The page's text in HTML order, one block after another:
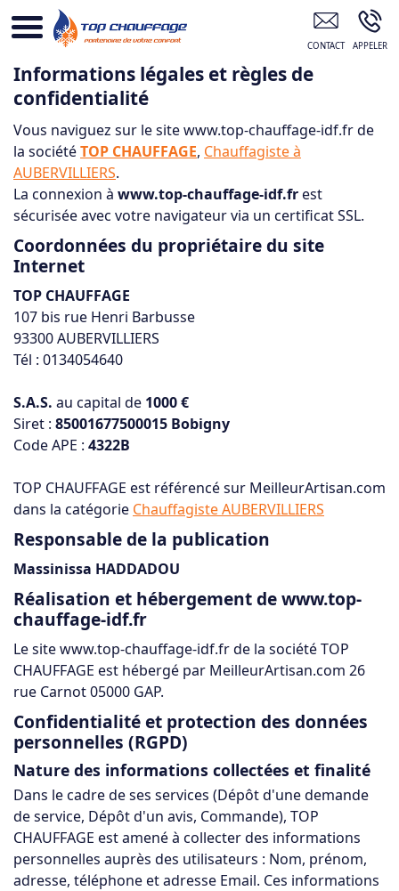
TOP CHAUFFAGE AUBERVILLIERS
Informations légales et règles de
confidentialité
Vous naviguez sur le site www.top-chauffage-idf.fr de
la sociétéTOP CHAUFFAGE, Chauffagiste à
AUBERVILLIERS.
La connexion à www.top-chauffage-idf.frest
sécurisée avec votre navigateur via un certificat SSL.
Coordonnées du propriétaire du site
Internet
TOP CHAUFFAGE
107 bis rue Henri Barbusse
93300 AUBERVILLIERS
Tél : 0134054640
S.A.S. au capital de 1000 €
Siret : 85001677500015 Bobigny
Code APE : 4322B
TOP CHAUFFAGE est référencé sur MeilleurArtisan.com
dans la catégorie Chauffagiste AUBERVILLIERS
Responsable de la publication
Massinissa HADDADOU
Réalisation et hébergement de www.top-
chauffage-idf.fr
Le site www.top-chauffage-idf.fr de la société TOP
CHAUFFAGE est hébergé par MeilleurArtisan.com 26
rue Carnot 05000 GAP.
Confidentialité et protection des données
personnelles (RGPD)
Nature des informations collectées et finalité
Dans le cadre de ses services (Dépôt d'une demande
de service, Dépôt d'un avis, Commande), TOP
CHAUFFAGE est amené à collecter des informations
personnelles auprès des utilisateurs : Nom, prénom,
adresse, téléphone et adresse Email. Ces informations